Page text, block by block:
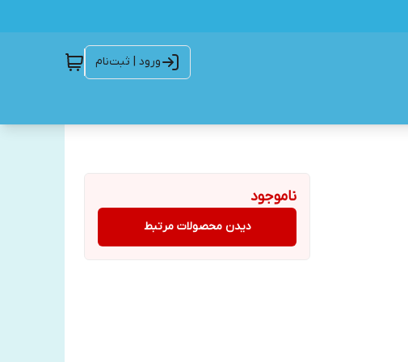
ورود | ثبت‌نام
ناموجود
دیدن محصولات مرتبط